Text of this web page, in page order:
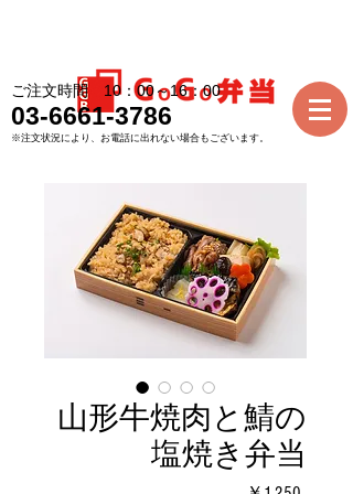
ご注文時間 10：00～16：00
03-6661-3786
※注文状況により、お電話に出れない場合もございます。
山形牛焼肉と鯖の
塩焼き弁当